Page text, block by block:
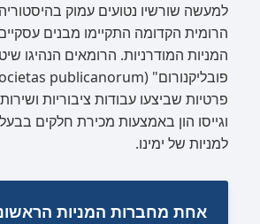
למעשה שורשיו נטועים עמוק
הרומית הקדומה התקיימו מבנים
המניות המודרניות. הרומאים הנהיגו
פרטיות שביצעו עבודות ציבוריות
וגייסו הון באמצעות מכירת חלקים
למניות של ימינו.
אחת מחברות המניות